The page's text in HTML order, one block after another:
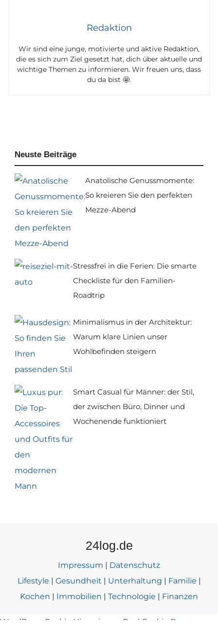
Redaktion
Wir sind eine junge, motivierte und aktive Redaktion,
die es sich zum Ziel gesetzt hat, dich über aktuelle und
wichtige Themen zu informieren. Wir freuen uns, dass
du da bist 🤩.
Neuste Beiträge
Anatolische Genussmomente:
So kreieren Sie den perfekten
Mezze-Abend
Stressfrei in die Ferien: Die smarte
Checkliste für den Familien-
Roadtrip
Minimalismus in der Architektur:
Warum klare Linien unser
Wohlbefinden steigern
Smart Casual für Männer: der Stil,
der zwischen Büro, Dinner und
Wochenende funktioniert
24log.de
Impressum | Datenschutz
Lifestyle | Gesundheit | Unterhaltung | Familie |
Kochen | Immobilien | Technologie | Finanzen
WordPress Cookie Hinweis von Real Cookie Banner